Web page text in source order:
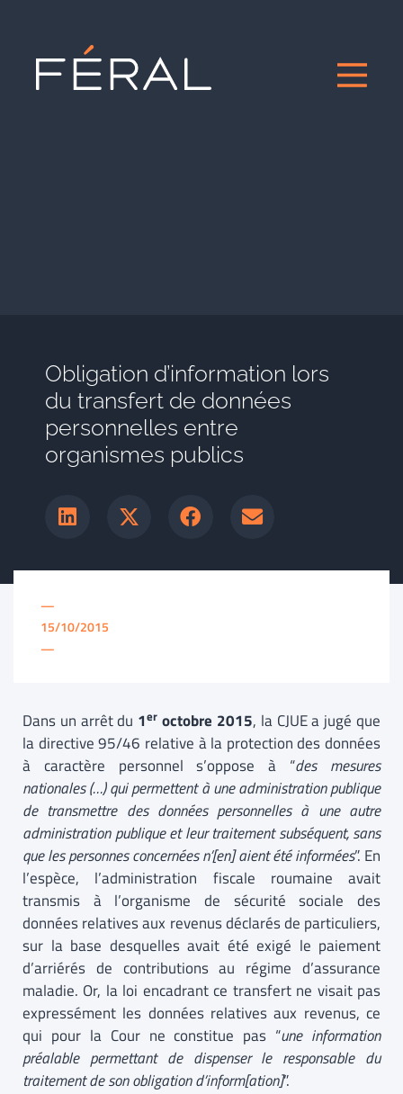
Obligation d’information lors
du transfert de données
personnelles entre
organismes publics
—
15/10/2015
—
Dans un arrêt du 1er octobre 2015, la CJUE a jugé que
la directive 95/46 relative à la protection des données
à caractère personnel s’oppose à “des mesures
nationales (…) qui permettent à une administration publique
de transmettre des données personnelles à une autre
administration publique et leur traitement subséquent, sans
que les personnes concernées n’[en] aient été informées”. En
l’espèce, l’administration fiscale roumaine avait
transmis à l’organisme de sécurité sociale des
données relatives aux revenus déclarés de particuliers,
sur la base desquelles avait été exigé le paiement
d’arriérés de contributions au régime d’assurance
maladie. Or, la loi encadrant ce transfert ne visait pas
expressément les données relatives aux revenus, ce
qui pour la Cour ne constitue pas “une information
préalable permettant de dispenser le responsable du
traitement de son obligation d’inform[ation]”.